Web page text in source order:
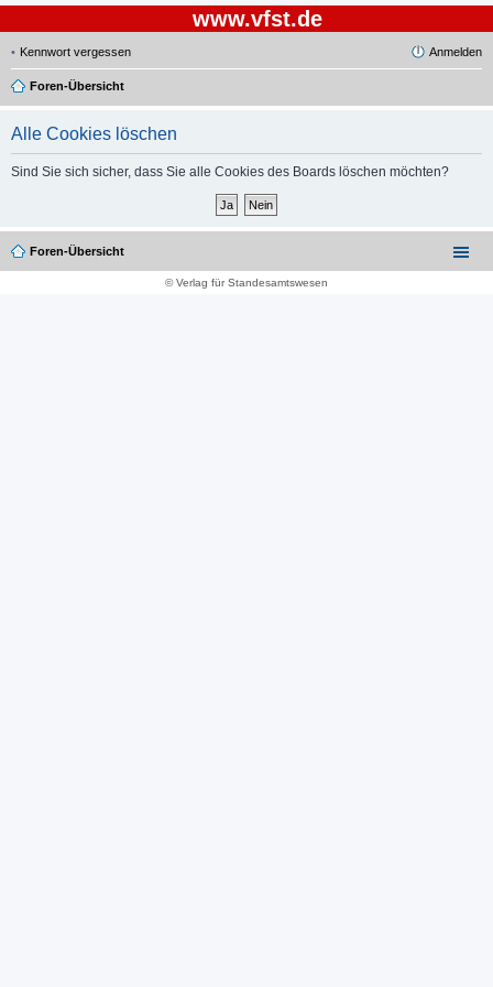
www.vfst.de
Kennwort vergessen Anmelden
Foren-Übersicht
Alle Cookies löschen
Sind Sie sich sicher, dass Sie alle Cookies des Boards löschen möchten?
Foren-Übersicht
© Verlag für Standesamtswesen